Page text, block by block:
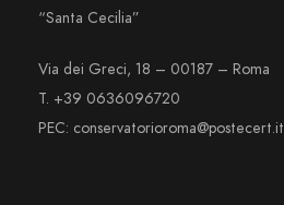
“Santa Cecilia”
Via dei Greci, 18 – 00187 – Roma
T. +39 0636096720
PEC: conservatorioroma@postecert.it